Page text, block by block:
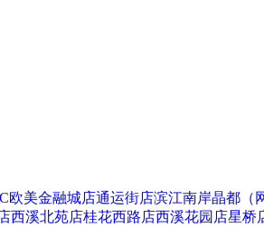
欧美金融城店通运街店滨江南岸晶都（
西溪北苑店桂花西路店西溪花园店星桥